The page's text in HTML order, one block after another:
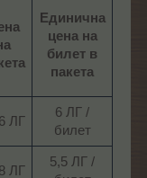
Единична
цена на
билет в
пакета
6 ЛГ​
6 ЛГ /
билет​
ЛГ​
5,5 ЛГ /